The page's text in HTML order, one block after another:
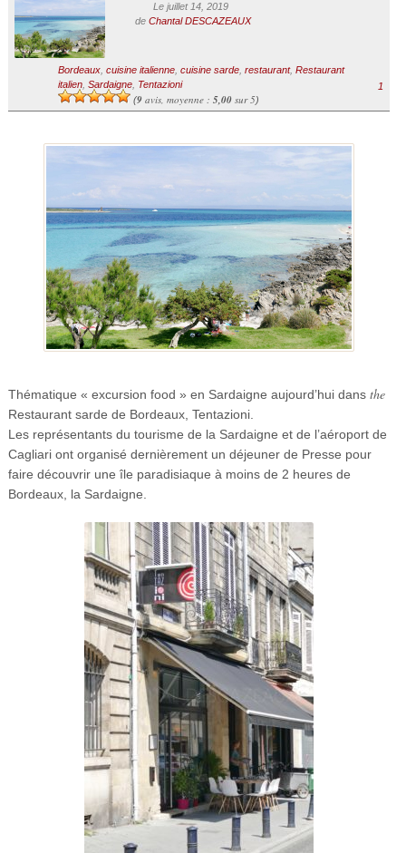
Le juillet 14, 2019
de Chantal DESCAZEAUX
Bordeaux, cuisine italienne, cuisine sarde, restaurant, Restaurant
italien, Sardaigne, Tentazioni
(9avis, moyenne : 5,00sur 5)
1
Thématique « excursion food » en Sardaigne aujourd’hui dans the
Restaurant sarde de Bordeaux, Tentazioni.
Les représentants du tourisme de la Sardaigne et de l’aéroport de
Cagliari ont organisé dernièrement un déjeuner de Presse pour
faire découvrir une île paradisiaque à moins de 2 heures de
Bordeaux, la Sardaigne.